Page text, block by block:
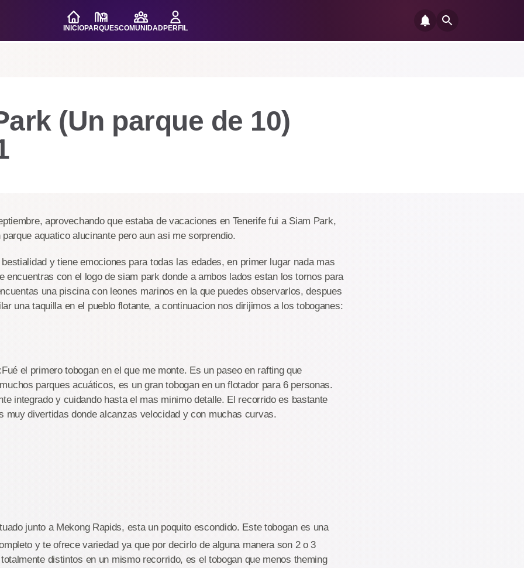
INICIOPARQUESCOMUNIDADPERFIL
(Un parque de 10)
aprovechando que estaba de vacaciones en Tenerife fui a Siam Park,
aquatico alucinante pero aun asi me sorprendio.
y tiene emociones para todas las edades, en primer lugar nada mas
encuentras con el logo de siam park donde a ambos lados estan los tornos para
una piscina con leones marinos en la que puedes observarlos, despues
una taquilla en el pueblo flotante, a continuacion nos dirijimos a los toboganes:
Fué el primero tobogan en el que me monte. Es un paseo en rafting que
parques acuáticos, es un gran tobogan en un flotador para 6 personas.
integrado y cuidando hasta el mas minimo detalle. El recorrido es bastante
muy divertidas donde alcanzas velocidad y con muchas curvas.
junto a Mekong Rapids, esta un poquito escondido. Este tobogan es una
y te ofrece variedad ya que por decirlo de alguna manera son 2 o 3
distintos en un mismo recorrido, es el tobogan que menos theming